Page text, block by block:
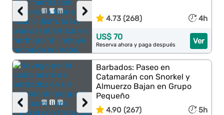
›
‹ 4.73 (268) 4h
Ver
US$ 70
Reserva ahora y paga después
›
‹
Barbados: Paseo en
Catamarán con Snorkel y
Almuerzo Bajan en Grupo
Pequeño
4.90 (267) 5h